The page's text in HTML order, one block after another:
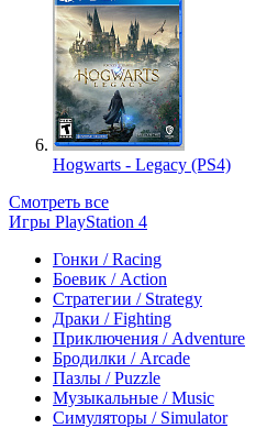
Hogwarts - Legacy (PS4)
Смотреть все
Игры PlayStation 4
Гонки / Racing
Боевик / Action
Стратегии / Strategy
Драки / Fighting
Приключения / Adventure
Бродилки / Arcade
Пазлы / Puzzle
Музыкальные / Music
Симуляторы / Simulator